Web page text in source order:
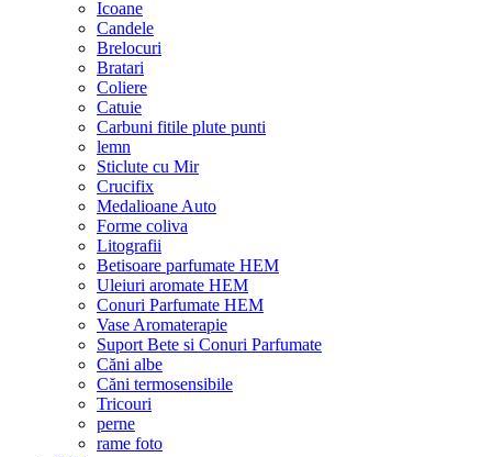
Icoane
Candele
Brelocuri
Bratari
Coliere
Catuie
Carbuni fitile plute punti
lemn
Sticlute cu Mir
Crucifix
Medalioane Auto
Forme coliva
Litografii
Betisoare parfumate HEM
Uleiuri aromate HEM
Conuri Parfumate HEM
Vase Aromaterapie
Suport Bete si Conuri Parfumate
Căni albe
Căni termosensibile
Tricouri
perne
rame foto